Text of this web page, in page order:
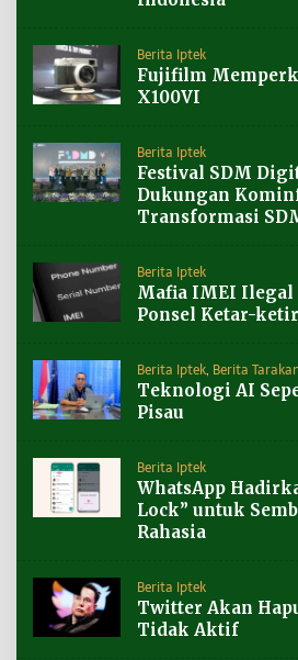
Berita Iptek
Fujifilm
X100VI
Berita Iptek
Festival SDM
Dukungan
Transformasi
Berita Iptek
Mafia IMEI Ilegal
Ponsel Ketar-ketir
Berita Iptek Berita
Teknologi AI
Pisau
Berita Iptek
WhatsApp
Lock” untuk
Rahasia
Berita Iptek
Twitter Akan
Tidak Aktif